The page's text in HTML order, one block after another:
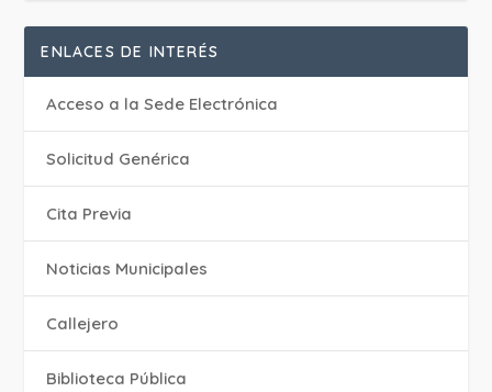
ENLACES DE INTERÉS
Acceso a la Sede Electrónica
Solicitud Genérica
Cita Previa
‎Noticias Municipales
Callejero
Biblioteca Pública